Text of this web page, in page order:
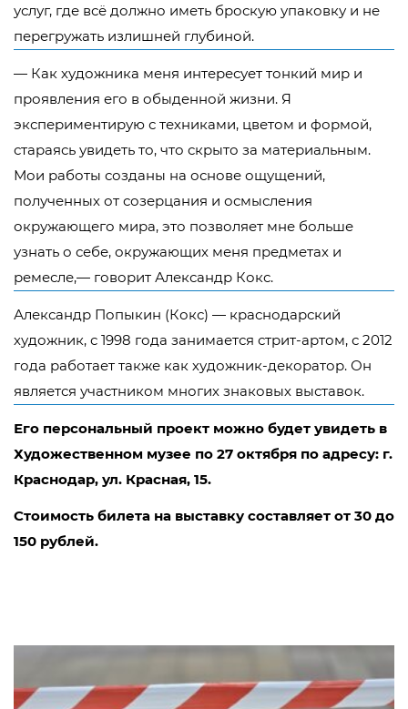
услуг, где всё должно иметь броскую упаковку и не
перегружать излишней глубиной.
— Как художника меня интересует тонкий мир и
проявления его в обыденной жизни. Я
экспериментирую с техниками, цветом и формой,
стараясь увидеть то, что скрыто за материальным.
Мои работы созданы на основе ощущений,
полученных от созерцания и осмысления
окружающего мира, это позволяет мне больше
узнать о себе, окружающих меня предметах и
ремесле,— говорит Александр Кокс.
Александр Попыкин (Кокс) — краснодарский
художник, с 1998 года занимается стрит-артом, с 2012
года работает также как художник-декоратор. Он
является участником многих знаковых выставок.
Его персональный проект можно будет увидеть в
Художественном музее по 27 октября по адресу: г.
Краснодар, ул. Красная, 15.
Стоимость билета на выставку составляет от 30 до
150 рублей.